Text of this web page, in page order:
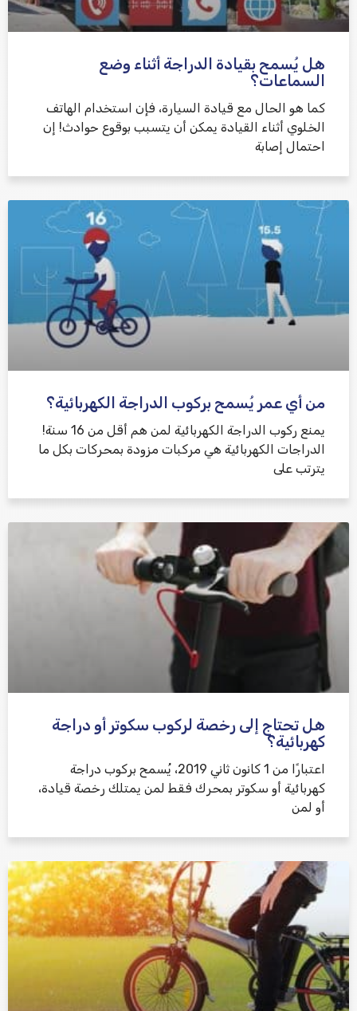
هل يُسمح بقيادة الدراجة أثناء وضع
السماعات؟
كما هو الحال مع قيادة السيارة، فإن استخدام الهاتف
الخلوي أثناء القيادة يمكن أن يتسبب بوقوع حوادث! إن
احتمال إصابة
من أي عمر يُسمح بركوب الدراجة الكهربائية؟
يمنع ركوب الدراجة الكهربائية لمن هم أقل من 16 سنة!
الدراجات الكهربائية هي مركبات مزودة بمحركات بكل ما
يترتب على
هل تحتاج إلى رخصة لركوب سكوتر أو دراجة
كهربائية؟
اعتبارًا من 1 كانون ثاني 2019، يُسمح بركوب دراجة
كهربائية أو سكوتر بمحرك فقط لمن يمتلك رخصة قيادة،
أو لمن